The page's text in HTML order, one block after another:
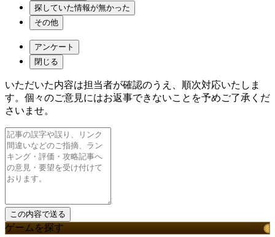
探していた情報が無かった
その他
アンケート
閉じる
いただいた内容は担当者が確認のうえ、順次対応いたしま
す。個々のご意見にはお返事できないことを予めご了承くだ
さいませ。
ゲームを探す